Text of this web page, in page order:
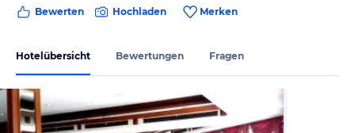
Bewerten Hochladen Merken
Hotelübersicht Bewertungen Fragen